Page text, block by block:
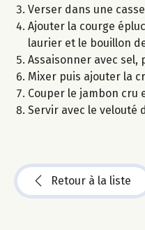
Verser dans une
Ajouter la courge
laurier et le bouillon
Assaisonner avec sel,
Mixer puis ajouter la
Couper le jambon cru
Servir avec le velouté
Retour à la liste